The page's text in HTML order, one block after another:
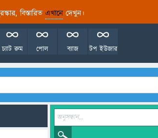
বিস্তারিত এখানেদেখুন।
টপ ইউজার
ব্যাজ
পোল
চ্যাট রুম